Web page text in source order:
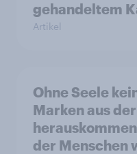
gehandeltem
Artikel
Ohne Seele
Marken aus
der Menschen